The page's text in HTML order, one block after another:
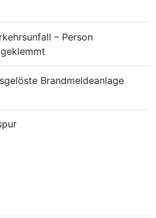
– Person
Brandmeldeanlage